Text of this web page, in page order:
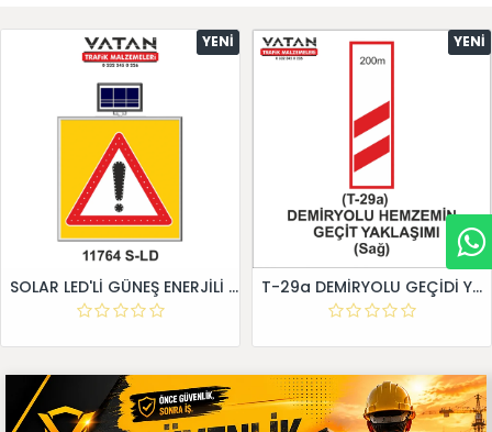
YENI
SOLAR LED'Lİ GÜNEŞ ENERJİLİ LEVHA
YENI
T-29a DEMİRYOLU GEÇİDİ YAKLAŞIM LEVHALARI (Sağ)